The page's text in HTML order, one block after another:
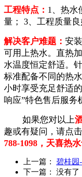
工程特点： 1、热水
量； 3、工程质量良
解决客户难题： 安
可用上热水。直热
水温度恒定舒适。
标准配备不同的热
小时享受充足舒适
响应”特色售后服务
如果您对以上
趣或有疑问，请点
788-1098，天喜热
上一篇： 碧桂园
下一篇： 没有了